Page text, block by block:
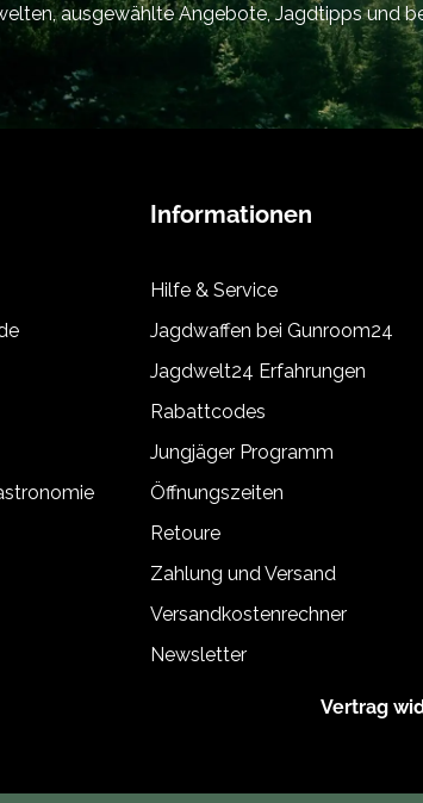
ausgewählte Angebote, Jagdtipps und
Informationen
Hilfe & Service
Jagdwaffen bei Gunroom24
Jagdwelt24 Erfahrungen
Rabattcodes
Jungjäger Programm
Öffnungszeiten
Retoure
Zahlung und Versand
Versandkostenrechner
Newsletter
Vertrag